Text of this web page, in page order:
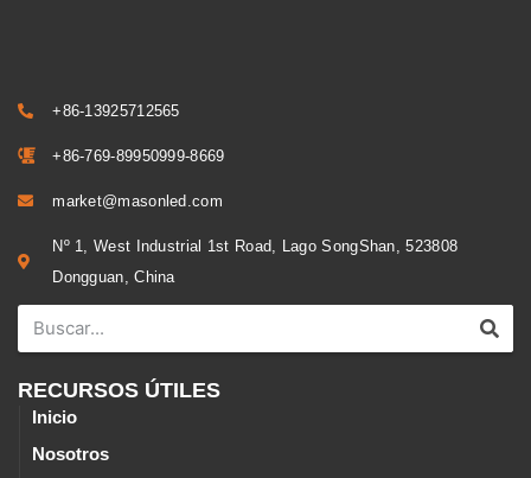
+86-13925712565
+86-769-89950999-8669
market@masonled.com
Nº 1, West Industrial 1st Road, Lago SongShan, 523808
Dongguan, China
RECURSOS ÚTILES
Inicio
Nosotros